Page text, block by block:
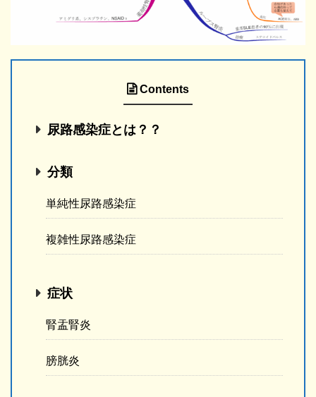
Contents
尿路感染症とは？？
分類
単純性尿路感染症
複雑性尿路感染症
症状
腎盂腎炎
膀胱炎